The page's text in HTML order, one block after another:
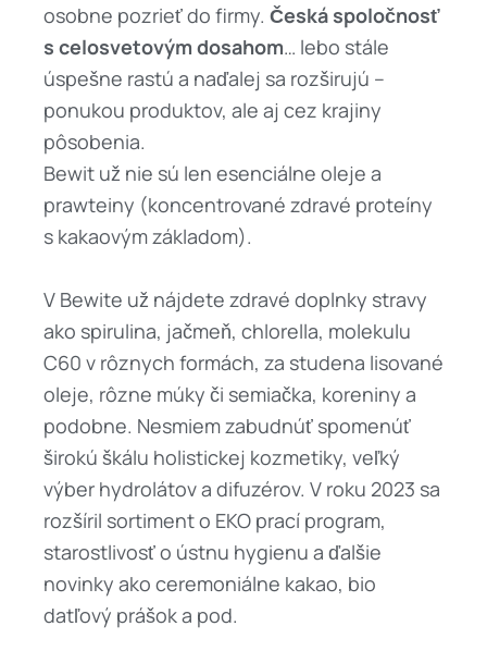
osobne pozrieť do firmy. Česká spoločnosť
s celosvetovým dosahom… lebo stále
úspešne rastú a naďalej sa rozširujú –
ponukou produktov, ale aj cez krajiny
pôsobenia.
Bewit už nie sú len esenciálne oleje a
prawteiny (koncentrované zdravé proteíny
s kakaovým základom).
V Bewite už nájdete zdravé doplnky stravy
ako spirulina, jačmeň, chlorella, molekulu
C60 v rôznych formách, za studena lisované
oleje, rôzne múky či semiačka, koreniny a
podobne. Nesmiem zabudnúť spomenúť
širokú škálu holistickej kozmetiky, veľký
výber hydrolátov a difuzérov. V roku 2023 sa
rozšíril sortiment o EKO prací program,
starostlivosť o ústnu hygienu a ďalšie
novinky ako ceremoniálne kakao, bio
datľový prášok a pod.